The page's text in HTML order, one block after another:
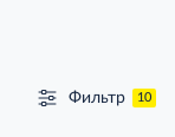
Фильтр 10